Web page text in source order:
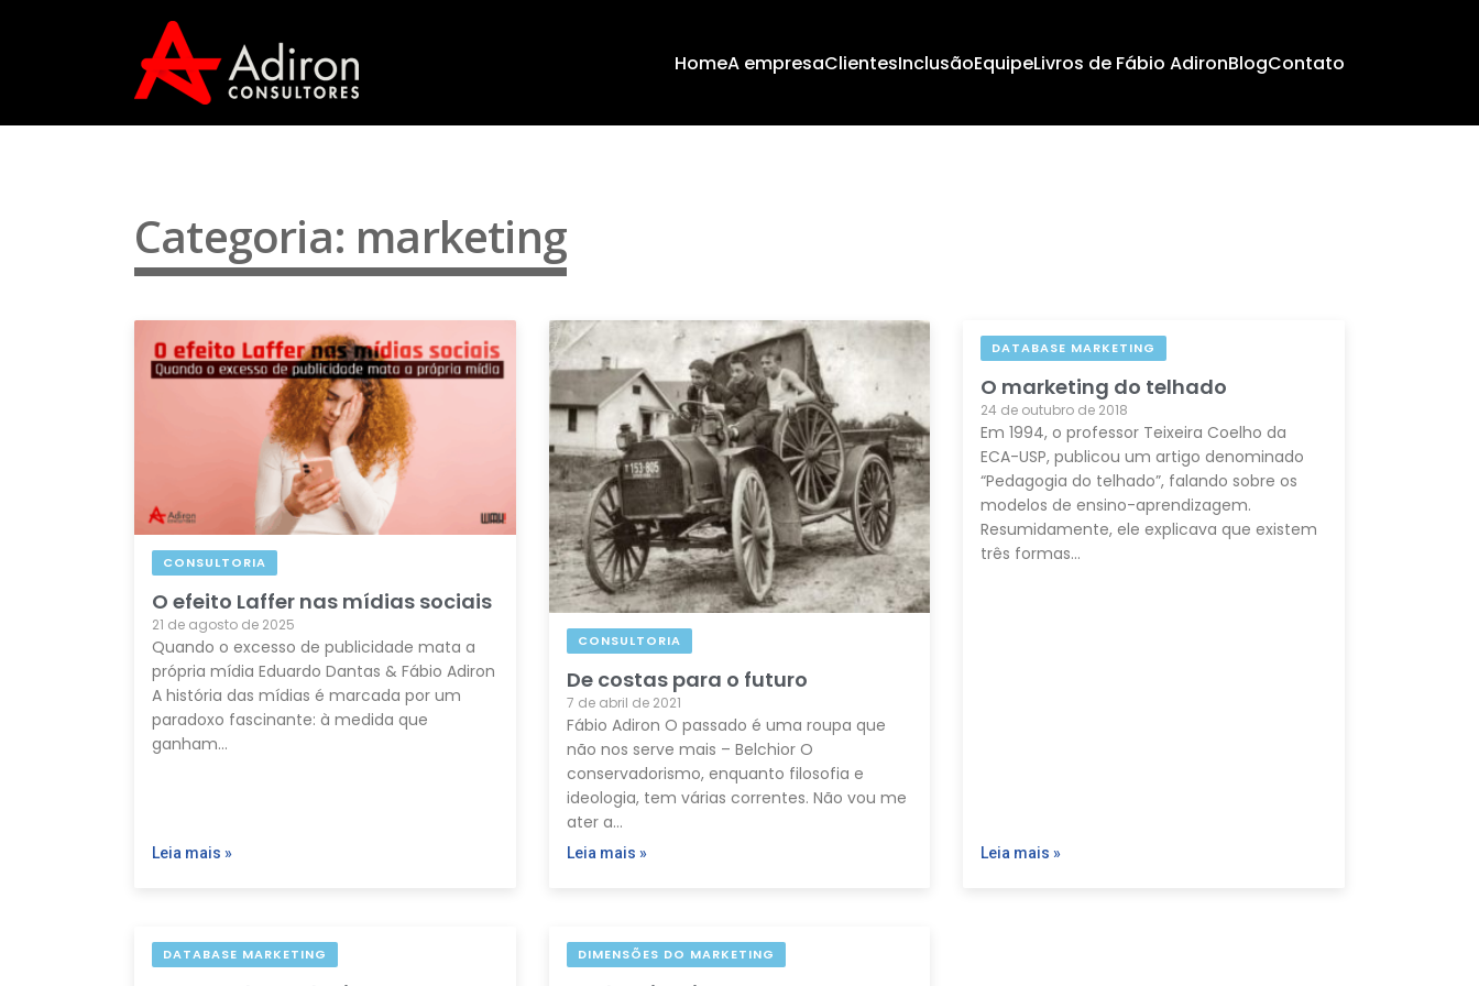
HomeA empresaClientesInclusãoEquipeLivros de Fábio AdironBlogContato
Categoria: marketing
CONSULTORIA
O efeito Laffer nas mídias sociais
21 de agosto de 2025
Quando o excesso de publicidade mata a
própria mídia Eduardo Dantas & Fábio Adiron
A história das mídias é marcada por um
paradoxo fascinante: à medida que
ganham…
Leia mais »
CONSULTORIA
De costas para o futuro
7 de abril de 2021
Fábio Adiron O passado é uma roupa que
não nos serve mais – Belchior O
conservadorismo, enquanto filosofia e
ideologia, tem várias correntes. Não vou me
ater a…
Leia mais »
DATABASE MARKETING
O marketing do telhado
24 de outubro de 2018
Em 1994, o professor Teixeira Coelho da
ECA-USP, publicou um artigo denominado
“Pedagogia do telhado”, falando sobre os
modelos de ensino-aprendizagem.
Resumidamente, ele explicava que existem
três formas…
Leia mais »
DATABASE MARKETING DIMENSÕES DO MARKETING